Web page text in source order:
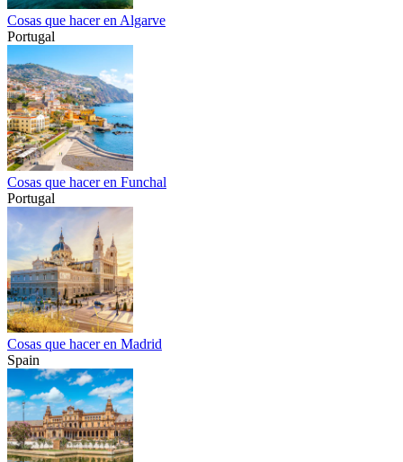
Cosas que hacer en Algarve
Portugal
Cosas que hacer en Funchal
Portugal
Cosas que hacer en Madrid
Spain